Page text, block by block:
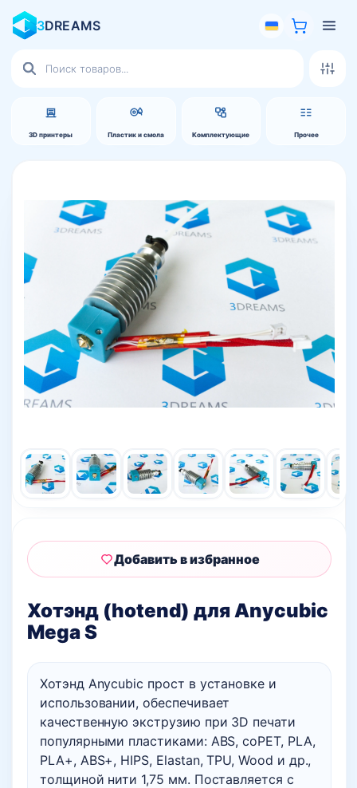
3DREAMS
3D принтеры Пластик и смола Комплектующие Прочее
товаров
Хотэнд (hotend) для Anycubic
Mega S
Хотэнд Anycubic прост в установке и
использовании, обеспечивает
качественную экструзию при 3D печати
популярными пластиками: ABS, coPET, PLA,
PLA+, ABS+, HIPS, Elastan, TPU, Wood и др.,
толщиной нити 1,75 мм. Поставляется с
Добавить в избранное